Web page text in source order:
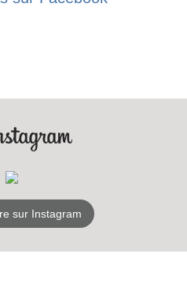
PLANS
sur Instagram